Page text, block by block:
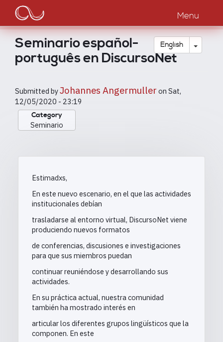
main
content
Main
navigation
Menu
English Toggle
Seminario español-
português en DiscursoNet
Submitted byJohannes Angermuller on Sat,
12/05/2020 - 23:19
Category
Seminario
Estimadxs,
En este nuevo escenario, en el que las actividades
institucionales debían
trasladarse al entorno virtual, DiscursoNet viene
produciendo nuevos formatos
de conferencias, discusiones e investigaciones
para que sus miembros puedan
continuar reuniéndose y desarrollando sus
actividades.
En su práctica actual, nuestra comunidad
también ha mostrado interés en
articular los diferentes grupos lingüísticos que la
componen. En este